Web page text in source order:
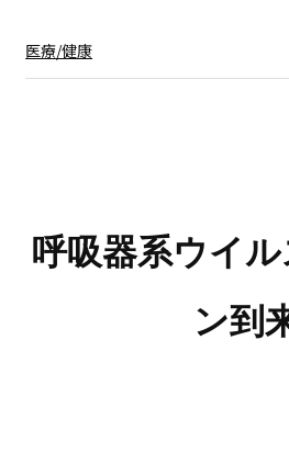
医療/健康
呼吸器系ウイ
ン到